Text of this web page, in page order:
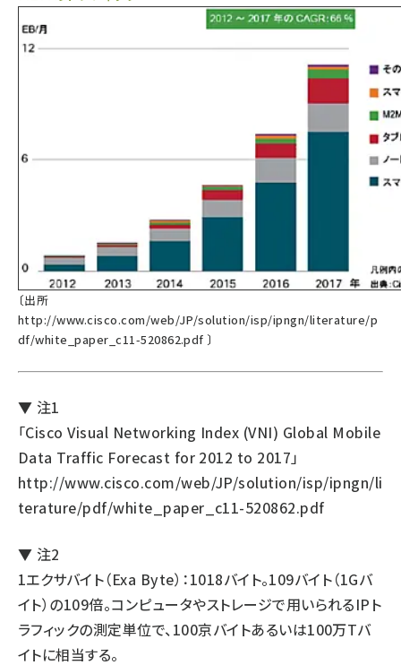
〔出所
http://www.cisco.com/web/JP/solution/isp/ipngn/literature/p
df/white_paper_c11-520862.pdf 〕
▼ 注1
「Cisco Visual Networking Index (VNI) Global Mobile
Data Traffic Forecast for 2012 to 2017」
http://www.cisco.com/web/JP/solution/isp/ipngn/li
terature/pdf/white_paper_c11-520862.pdf
▼ 注2
1エクサバイト（Exa Byte）：1018バイト。109バイト（1Gバ
イト）の109倍。コンピュータやストレージで用いられるIPト
ラフィックの測定単位で、100京バイトあるいは100万Tバ
イトに相当する。